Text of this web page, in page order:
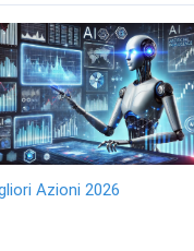
Azioni 2026